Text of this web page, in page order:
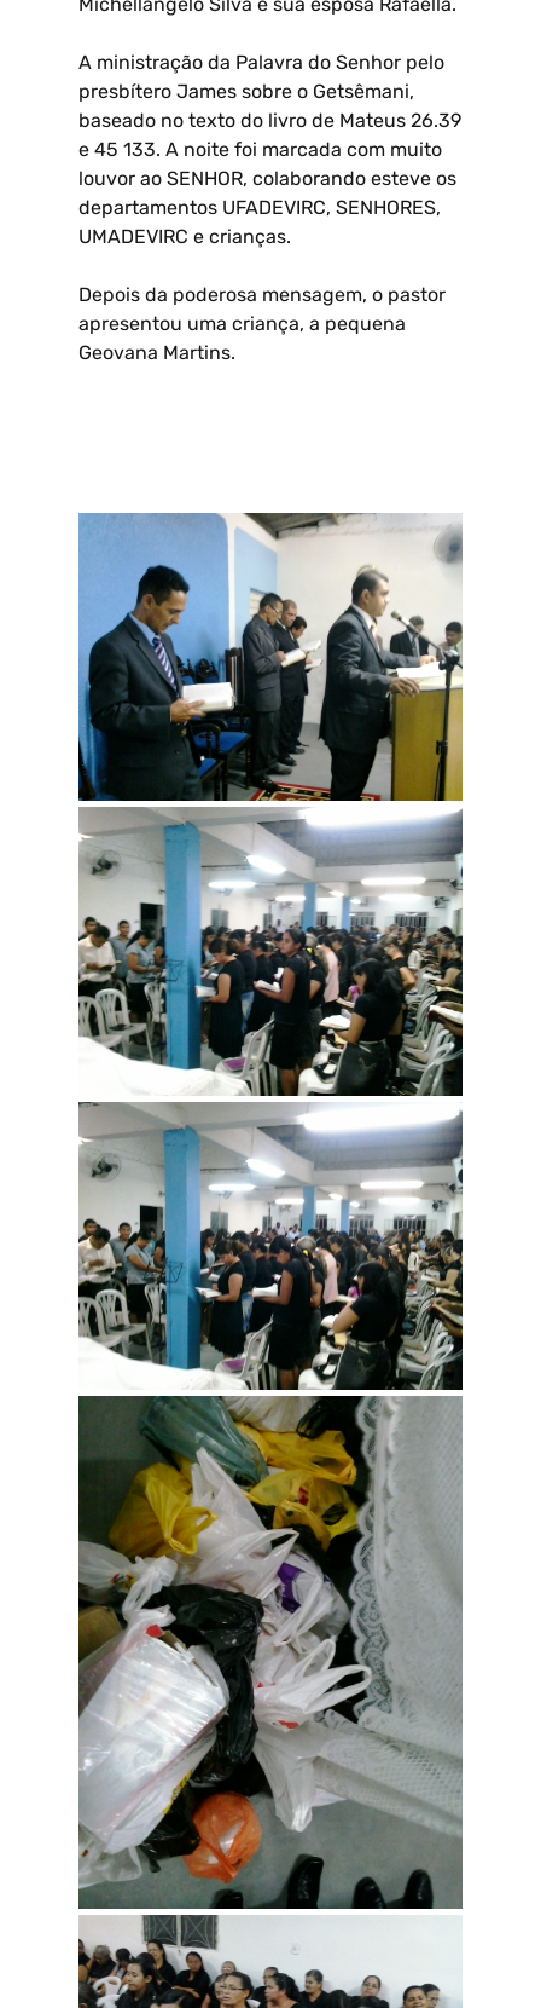
A ministração da Palavra do Senhor pelo
presbítero James sobre o Getsêmani,
baseado no texto do livro de Mateus 26.39
e 45 133. A noite foi marcada com muito
louvor ao SENHOR, colaborando esteve os
departamentos UFADEVIRC, SENHORES,
UMADEVIRC e crianças.
Depois da poderosa mensagem, o pastor
apresentou uma criança, a pequena
Geovana Martins.